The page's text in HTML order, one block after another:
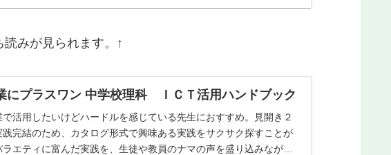
みが見られます。↑
にプラスワン 中学校理科 ＩＣＴ活用ハンドブック
で活用したいけどハードルを感じている先生におすすめ。見開き２
完結のため、カタログ形式で興味ある実践をサクサク探すことが
エティに富んだ実践を、生徒や教員のナマの声を盛り込みながら